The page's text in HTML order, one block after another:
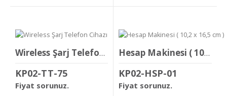
Wireless Şarj Telefon Cihazı
KP02-TT-75
Fiyat sorunuz.
Hesap Makinesi ( 10,2 x 16,5 cm )
KP02-HSP-01
Fiyat sorunuz.